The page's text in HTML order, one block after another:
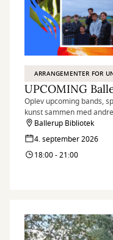
ARRANGEMENTER FOR
Oplev upcoming bands,
kunst sammen med
Ballerup Bibliotek
4. september 2026
18:00 - 21:00